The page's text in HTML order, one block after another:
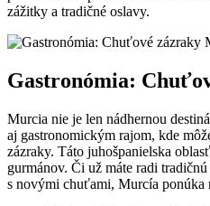
zážitky a tradičné oslavy.
Gastronómia:
Murcia nie je len nádhernou
aj gastronomickým rajom,⁤ kde
zázraky. Táto juhošpanielska
gurmánov. Či už máte​ radi
‌s novými chuťami, Murcía ponúka